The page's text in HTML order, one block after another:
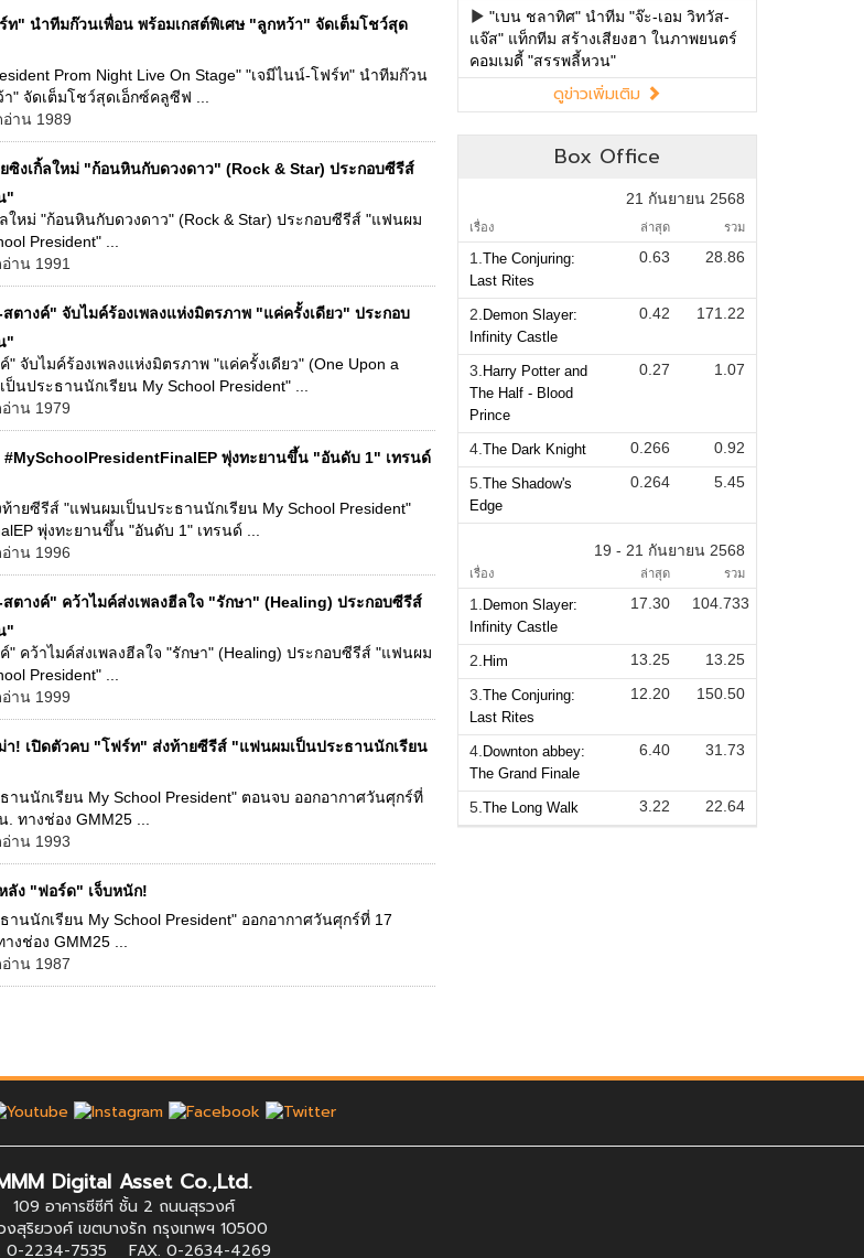
" นำทีมก๊วนเพื่อน พร้อมเกสต์พิเศษ "ลูกหว้า" จัดเต็มโชว์สุด
Prom Night Live On Stage" "เจมีไนน์-โฟร์ท" นำทีมก๊วน
" จัดเต็มโชว์สุดเอ็กซ์คลูซีฟ ...
าน 1989
งเกิ้ลใหม่ "ก้อนหินกับดวงดาว" (Rock & Star) ประกอบซีรีส์
"
ใหม่ "ก้อนหินกับดวงดาว" (Rock & Star) ประกอบซีรีส์ "แฟนผม
President" ...
าน 1991
ตางค์" จับไมค์ร้องเพลงแห่งมิตรภาพ "แค่ครั้งเดียว" ประกอบ
"
จับไมค์ร้องเพลงแห่งมิตรภาพ "แค่ครั้งเดียว" (One Upon a
นประธานนักเรียน My School President" ...
าน 1979
#MySchoolPresidentFinalEP พุ่งทะยานขึ้น "อันดับ 1" เทรนด์
ายซีรีส์ "แฟนผมเป็นประธานนักเรียน My School President"
พุ่งทะยานขึ้น "อันดับ 1" เทรนด์ ...
าน 1996
ตางค์" คว้าไมค์ส่งเพลงฮีลใจ "รักษา" (Healing) ประกอบซีรีส์
"
คว้าไมค์ส่งเพลงฮีลใจ "รักษา" (Healing) ประกอบซีรีส์ "แฟนผม
President" ...
าน 1999
า! เปิดตัวคบ "โฟร์ท" ส่งท้ายซีรีส์ "แฟนผมเป็นประธานนักเรียน
นนักเรียน My School President" ตอนจบ ออกอากาศวันศุกร์ที่
ทางช่อง GMM25 ...
าน 1993
ง "ฟอร์ด" เจ็บหนัก!
นนักเรียน My School President" ออกอากาศวันศุกร์ที่ 17
งช่อง GMM25 ...
าน 1987
"เบน ชลาทิศ" นำทีม "จ๊ะ-เอม วิทวัส-
แจ๊ส" แท็กทีม สร้างเสียงฮา ในภาพยนตร์
คอมเมดี้ "สรรพลี้หวน"
ดูข่าวเพิ่มเติม
Box Office
21 กันยายน 2568
เรื่อง ล่าสุด รวม
1. The Conjuring:
Last Rites
0.63 28.86
2. Demon Slayer:
Infinity Castle
0.42 171.22
3. Harry Potter and
The Half - Blood
Prince
0.27 1.07
4. The Dark Knight 0.266
0.92
5. The Shadow's
Edge
0.264 5.45
19 - 21 กันยายน 2568
เรื่อง ล่าสุด รวม
1. Demon Slayer:
Infinity Castle
17.30 104.733
2. Him 13.25
13.25
3. The Conjuring:
Last Rites
12.20 150.50
4. Downton abbey:
The Grand Finale
6.40 31.73
5. The Long Walk 3.22 22.64
Digital Asset Co.,Ltd.
109 อาคารซีซีที ชั้น 2 ถนนสุรวงศ์
งสุริยวงศ์ เขตบางรัก กรุงเทพฯ 10500
0-2234-7535 FAX. 0-2634-4269